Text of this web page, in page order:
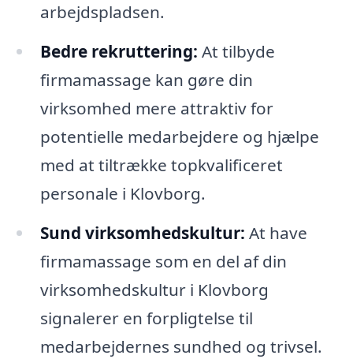
arbejdspladsen.
Bedre rekruttering: At tilbyde
firmamassage kan gøre din
virksomhed mere attraktiv for
potentielle medarbejdere og hjælpe
med at tiltrække topkvalificeret
personale i Klovborg.
Sund virksomhedskultur: At have
firmamassage som en del af din
virksomhedskultur i Klovborg
signalerer en forpligtelse til
medarbejdernes sundhed og trivsel.